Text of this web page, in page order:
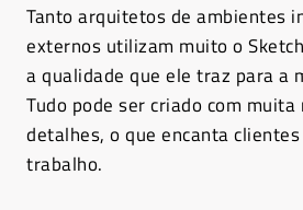
Tanto arquitetos de ambientes
externos utilizam muito o
a qualidade que ele traz para a
Tudo pode ser criado com muita
detalhes, o que encanta
trabalho.